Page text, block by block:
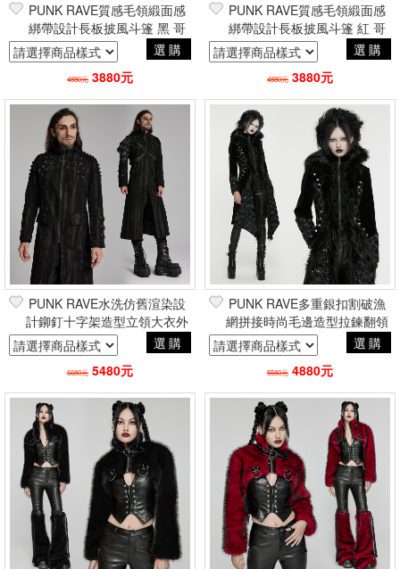
PUNK RAVE質感毛領緞面感
綁帶設計長板披風斗篷 黑 哥
德暗黑貴族巴洛克吸血鬼
選購
4880元 3880元
PUNK RAVE質感毛領緞面感
綁帶設計長板披風斗篷 紅 哥
德暗黑貴族巴洛克吸血鬼
選購
4880元 3880元
PUNK RAVE水洗仿舊渲染設
計鉚釘十字架造型立領大衣外
套 龐克搖滾重金屬帥氣電玩風
選購
6680元 5480元
PUNK RAVE多重銀扣割破漁
網拼接時尚毛邊造型拉鍊翻領
大衣外套 龐克搖滾重金屬帥氣
電玩風
選購
5580元 4880元